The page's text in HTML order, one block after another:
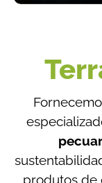
produtos de